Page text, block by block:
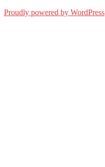
Proudly powered by WordPress